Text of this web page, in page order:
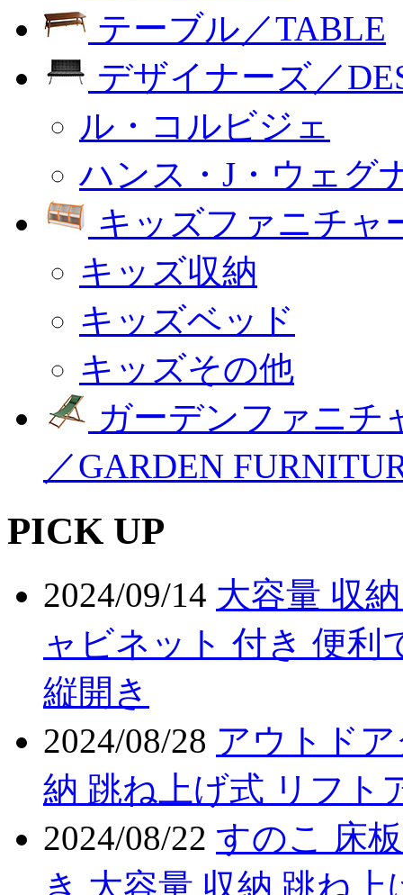
テーブル／TABLE
デザイナーズ／
ル・コルビジェ
ハンス・J・ウェグ
キッズファニチャ
キッズ収納
キッズベッド
キッズその他
ガーデンファニチ
／GARDEN
PICK UP
2024/09/14 大容量 収
ャビネット 付き 便利
縦開き
2024/08/28 アウトド
納 跳ね上げ式 リフト
2024/08/22 すのこ 床
き 大容量 収納 跳ね